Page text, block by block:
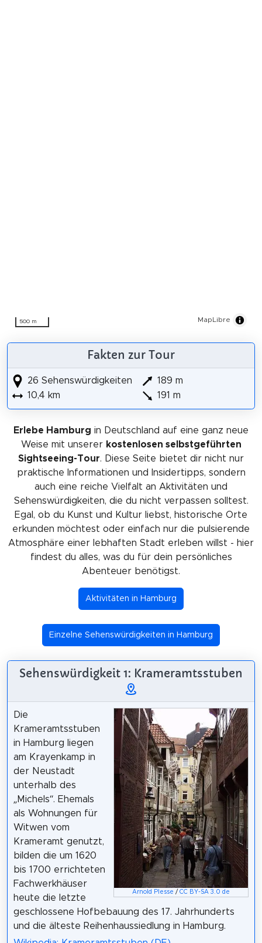
500 m MapLibre
Fakten zur Tour
26 Sehenswürdigkeiten
10,4 km
189 m
191 m
Erlebe Hamburg in Deutschland auf eine ganz neue
Weise mit unserer kostenlosen selbstgeführten
Sightseeing-Tour. Diese Seite bietet dir nicht nur
praktische Informationen und Insidertipps, sondern
auch eine reiche Vielfalt an Aktivitäten und
Sehenswürdigkeiten, die du nicht verpassen solltest.
Egal, ob du Kunst und Kultur liebst, historische Orte
erkunden möchtest oder einfach nur die pulsierende
Atmosphäre einer lebhaften Stadt erleben willst - hier
findest du alles, was du für dein persönliches
Abenteuer benötigst.
Aktivitäten in Hamburg
Einzelne Sehenswürdigkeiten in Hamburg
Sehenswürdigkeit 1: Krameramtsstuben
Arnold Plesse /CC BY-SA 3.0 de
Die
Krameramtsstuben
in Hamburg liegen
am Krayenkamp in
der Neustadt
unterhalb des
„Michels“. Ehemals
als Wohnungen für
Witwen vom
Krameramt genutzt,
bilden die um 1620
bis 1700 errichteten
Fachwerkhäuser
heute die letzte
geschlossene Hofbebauung des 17. Jahrhunderts
und die älteste Reihenhaussiedlung in Hamburg.